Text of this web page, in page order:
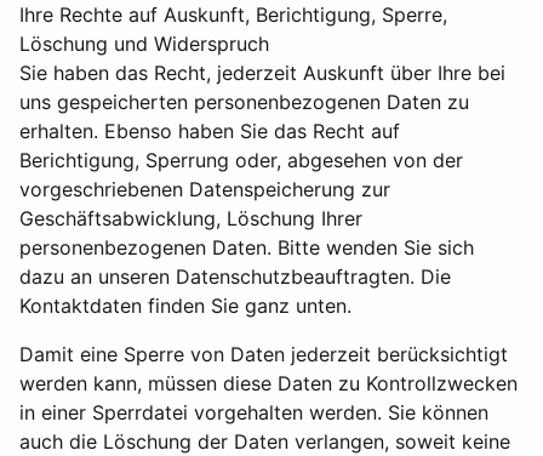
Ihre Rechte auf Auskunft, Berichtigung, Sperre,
Löschung und Widerspruch
Sie haben das Recht, jederzeit Auskunft über Ihre bei
uns gespeicherten personenbezogenen Daten zu
erhalten. Ebenso haben Sie das Recht auf
Berichtigung, Sperrung oder, abgesehen von der
vorgeschriebenen Datenspeicherung zur
Geschäftsabwicklung, Löschung Ihrer
personenbezogenen Daten. Bitte wenden Sie sich
dazu an unseren Datenschutzbeauftragten. Die
Kontaktdaten finden Sie ganz unten.
Damit eine Sperre von Daten jederzeit berücksichtigt
werden kann, müssen diese Daten zu Kontrollzwecken
in einer Sperrdatei vorgehalten werden. Sie können
auch die Löschung der Daten verlangen, soweit keine